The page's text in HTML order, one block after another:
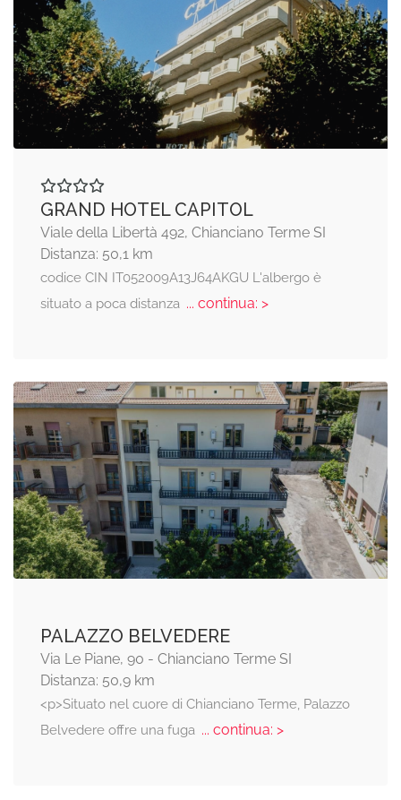
GRAND HOTEL CAPITOL
Viale della Libertà 492, Chianciano Terme SI
Distanza: 50,1 km
codice CIN IT052009A13J64AKGU L'albergo è
situato a poca distanza... continua: >
PALAZZO BELVEDERE
Via Le Piane, 90 - Chianciano Terme SI
Distanza: 50,9 km
<p>Situato nel cuore di Chianciano Terme, Palazzo
Belvedere offre una fuga... continua: >